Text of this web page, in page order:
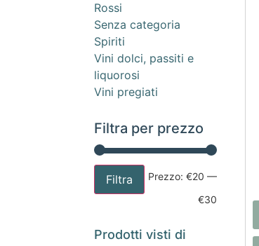
Rossi
Senza categoria
Spiriti
Vini dolci, passiti e
liquorosi
Vini pregiati
Filtra per prezzo
Filtra Prezzo:€20 —
€30
Prodotti visti di